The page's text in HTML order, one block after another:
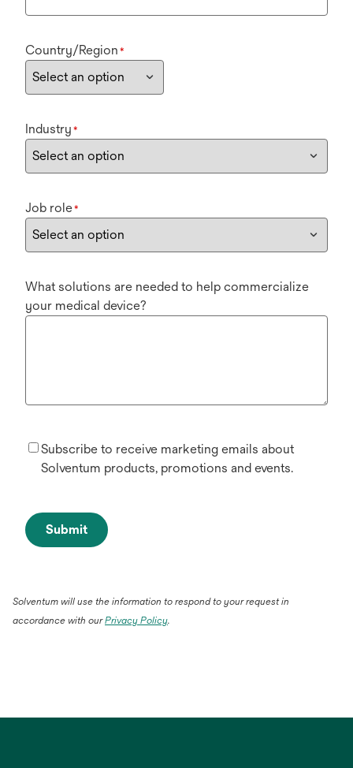
Country/Region *
Industry *
Job role*
What solutions are needed to help commercialize
your medical device?
Subscribe to receive marketing emails about
Solventum products, promotions and events.
Submit
Solventum will use the information to respond to your request in
accordance with ourPrivacy Policy.